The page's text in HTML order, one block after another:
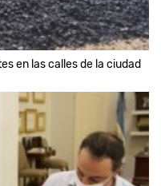
en las calles de la ciudad